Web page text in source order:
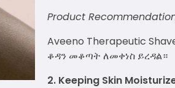
Product
Aveeno Therapeutic
ቆዳን መቆጣት ለመቀነስ ይረዳል።
2. Keeping Skin